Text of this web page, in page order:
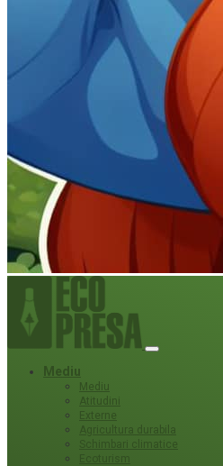
Mediu
Mediu
Atitudini
Externe
Agricultura durabila
Schimbari climatice
Ecoturism